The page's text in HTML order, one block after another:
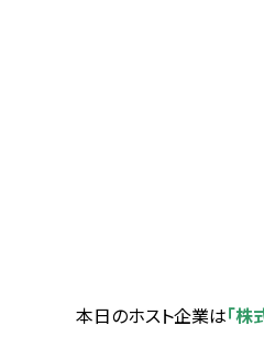
本日のホスト企業は「株